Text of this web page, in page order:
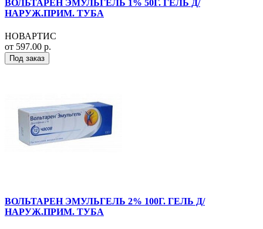
ВОЛЬТАРЕН ЭМУЛЬГЕЛЬ 1% 50Г. ГЕЛЬ Д/
НАРУЖ.ПРИМ. ТУБА
НОВАРТИС
от 597.00 р.
Под заказ
ВОЛЬТАРЕН ЭМУЛЬГЕЛЬ 2% 100Г. ГЕЛЬ Д/
НАРУЖ.ПРИМ. ТУБА